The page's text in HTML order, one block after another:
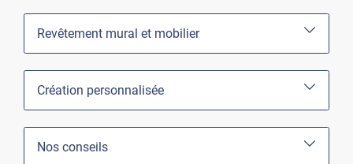
Revêtement mural et mobilier
Création personnalisée
Nos conseils